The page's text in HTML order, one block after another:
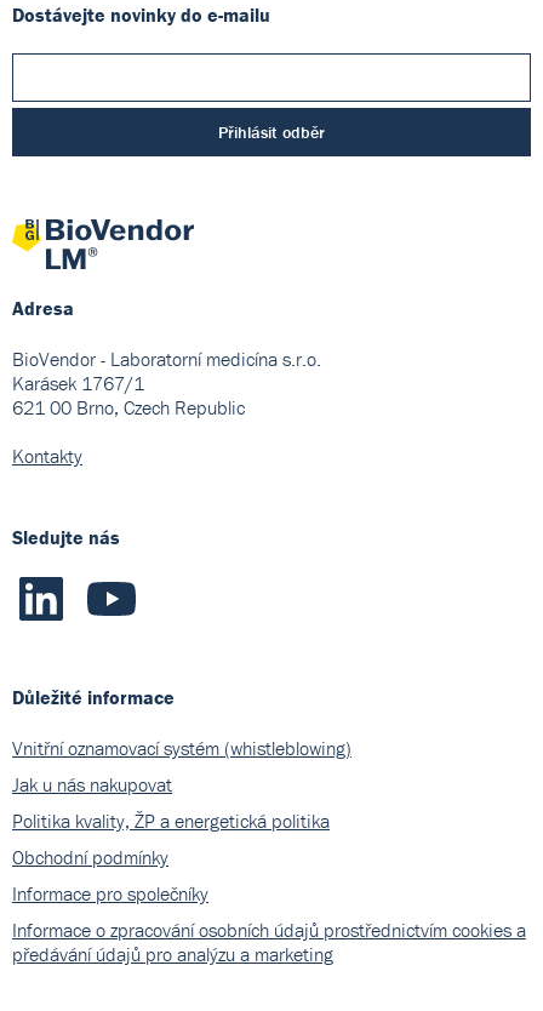
Dostávejte novinky do e-mailu
Přihlásit odběr
Adresa
BioVendor - Laboratorní medicína s.r.o.
Karásek 1767/1
621 00 Brno, Czech Republic
Kontakty
Sledujte nás
Důležité informace
Vnitřní oznamovací systém (whistleblowing)
Jak u nás nakupovat
Politika kvality, ŽP a energetická politika
Obchodní podmínky
Informace pro společníky
Informace o zpracování osobních údajů prostřednictvím cookies a
předávání údajů pro analýzu a marketing